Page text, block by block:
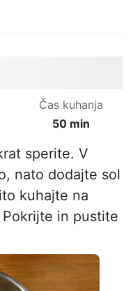
Čas kuhanja
50 min
sperite. V
nato dodajte sol
kuhajte na
in pustite